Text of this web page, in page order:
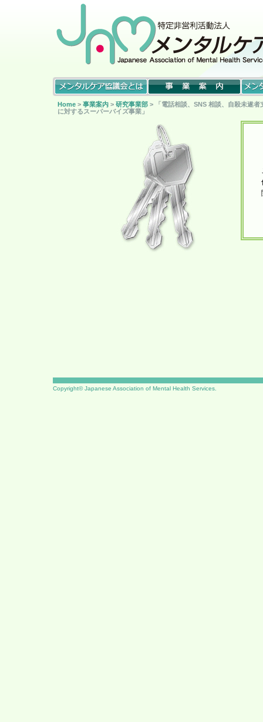
Home > 事業案内 > 研究事業部 > 「電話相談、SNS 相談、自殺未遂
に対するスーパーバイズ事業」
Copyright© Japanese Association of Mental Health Services.